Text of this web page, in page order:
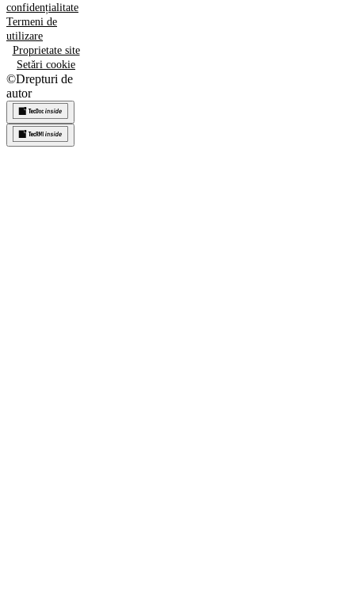
confidențialitate
Termeni de
utilizare
Proprietate site
Setări cookie
©Drepturi de
autor